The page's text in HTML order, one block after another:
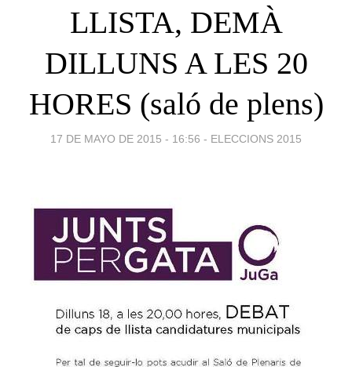
LLISTA, DEMÀ
DILLUNS A LES 20
HORES (saló de plens)
17 DE MAYO DE 2015 - 16:56 - ELECCIONS 2015